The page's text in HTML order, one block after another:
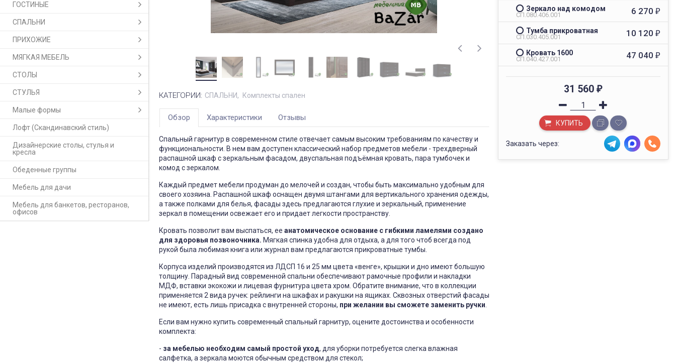
ГОСТИНЫЕ
СПАЛЬНИ
ПРИХОЖИЕ
МЯГКАЯ МЕБЕЛЬ
СТОЛЫ
СТУЛЬЯ
Малые формы
Лофт (Скандинавский стиль)
Дизайнерские столы, стулья и
кресла
Обеденные группы
Мебель для дачи
Мебель для банкетов, ресторанов,
офисов
Зеркало над комодом
СП.080.406.001 6 270 ₽
Тумба прикроватная
СП.030.405.001 10 120 ₽
Кровать 1600
СП.040.427.001 47 040 ₽
31 560₽
КУПИТЬ
Заказать через:
КАТЕГОРИИ: СПАЛЬНИ Комплекты спален
Обзор Характеристики Отзывы
Спальный гарнитур в современном стиле отвечает самым высоким требованиям по качеству и
функциональности. В нем вам доступен классический набор предметов мебели - трехдверный
распашной шкаф с зеркальным фасадом, двуспальная подъёмная кровать, пара тумбочек и
комод с зеркалом.
Каждый предмет мебели продуман до мелочей и создан, чтобы быть максимально удобным для
своего хозяина. Распашной шкаф оснащен двумя штангами для вертикального хранения одежды,
а также полками для белья, фасады здесь предлагаются глухие и зеркальный, применение
зеркал в помещении освежает его и придает легкости пространству.
Кровать позволит вам выспаться, ее анатомическое основание с гибкими ламелями создано
для здоровья позвоночника. Мягкая спинка удобна для отдыха, а для того чтоб всегда под
рукой была любимая книга или журнал вам предлагаются прикроватные тумбы.
Корпуса изделий производятся из ЛДСП 16 и 25 мм цвета «венге», крышки и дно имеют большую
толщину. Парадный вид современной спальни обеспечивают рамочные профили и накладки
МДФ, вставки экокожи и лицевая фурнитура цвета хром. Обратите внимание, что в коллекции
применяется 2 вида ручек: рейлинги на шкафах и ракушки на ящиках. Сквозных отверстий фасады
не имеют, есть лишь присадка с внутренней стороны, при желании вы сможете заменить ручки.
Если вам нужно купить современный спальный гарнитур, оцените достоинства и особенности
комплекта:
- за мебелью необходим самый простой уход, для уборки потребуется слегка влажная
салфетка, а зеркала моются обычным средством для стекол;